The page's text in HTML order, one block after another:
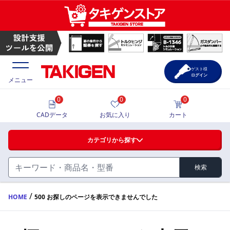
ハンドル・取手・つまみ・周辺機器
FA・A
蝶番・ステー・周辺機器
価格一覧
製品カタログ
メニュー
カテゴリから探す
検索
0
CADデータ
0
お気に入り
0
カート
ゲスト様
ログイン
HOME / 500 お探しのページを表示できませんでした